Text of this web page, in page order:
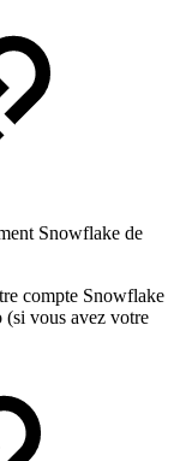
Snowflake de
compte Snowflake
vous avez votre